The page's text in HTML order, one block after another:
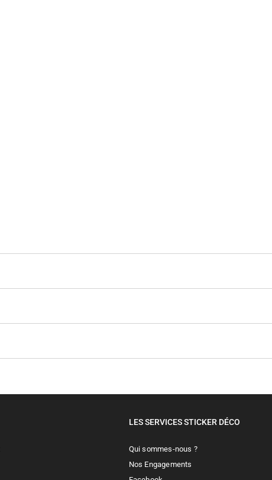
LES SERVICES STICKER DÉCO
Qui sommes-nous ?
Nos Engagements